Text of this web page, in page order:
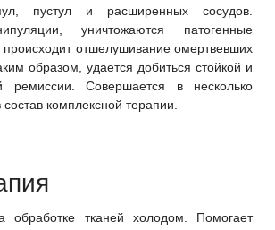
пустул и расширенных сосудов.
уничтожаются патогенные
отшелушивание омертвевших
образом, удается добиться стойкой и
ремиссии. Совершается в несколько
комплексной терапии.
обработке тканей холодом. Помогает